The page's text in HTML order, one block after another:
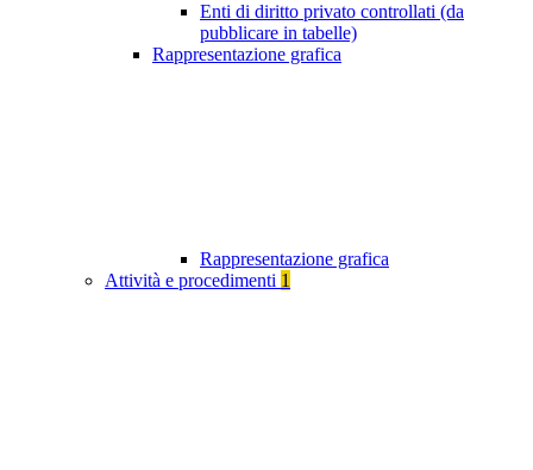
Enti di diritto privato controllati (da
pubblicare in tabelle)
Rappresentazione grafica
Rappresentazione grafica
Attività e procedimenti 1